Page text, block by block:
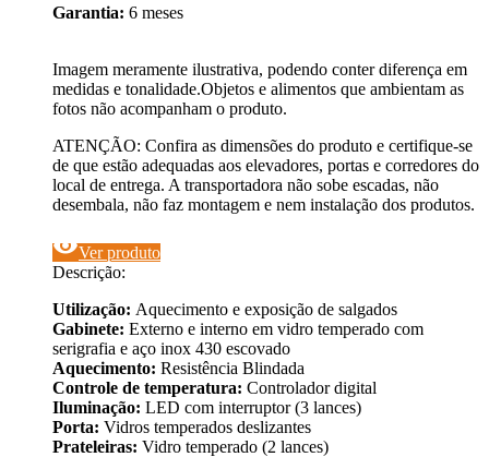
Garantia: 6 meses
Imagem meramente ilustrativa, podendo conter diferença em
medidas e tonalidade.Objetos e alimentos que ambientam as
fotos não acompanham o produto.
ATENÇÃO: Confira as dimensões do produto e certifique-se
de que estão adequadas aos elevadores, portas e corredores do
local de entrega. A transportadora não sobe escadas, não
desembala, não faz montagem e nem instalação dos produtos.
visibilityVer produto
Descrição:
Utilização: Aquecimento e exposição de salgados
Gabinete: Externo e interno em vidro temperado com
serigrafia e aço inox 430 escovado
Aquecimento: Resistência Blindada
Controle de temperatura: Controlador digital
Iluminação: LED com interruptor (3 lances)
Porta: Vidros temperados deslizantes
Prateleiras: Vidro temperado (2 lances)